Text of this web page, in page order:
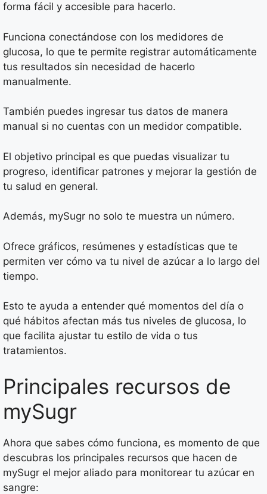
forma fácil y accesible para hacerlo.
Funciona conectándose con los medidores de
glucosa, lo que te permite registrar automáticamente
tus resultados sin necesidad de hacerlo
manualmente.
También puedes ingresar tus datos de manera
manual si no cuentas con un medidor compatible.
El objetivo principal es que puedas visualizar tu
progreso, identificar patrones y mejorar la gestión de
tu salud en general.
Además, mySugr no solo te muestra un número.
Ofrece gráficos, resúmenes y estadísticas que te
permiten ver cómo va tu nivel de azúcar a lo largo del
tiempo.
Esto te ayuda a entender qué momentos del día o
qué hábitos afectan más tus niveles de glucosa, lo
que facilita ajustar tu estilo de vida o tus
tratamientos.
Principales recursos de
mySugr
Ahora que sabes cómo funciona, es momento de que
descubras los principales recursos que hacen de
mySugr el mejor aliado para monitorear tu azúcar en
sangre: